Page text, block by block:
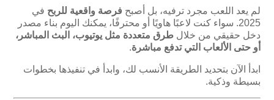
لم يعد اللعب مجرد ترفيه، بل أصبح فرصة واقعية للربح في
2025. سواء كنت لاعبًا هاويًا أو محترفًا، يمكنك اليوم بناء مصدر
دخل حقيقي من خلالطرق متعددة مثل يوتيوب، البث المباشر،
أو حتى الألعاب التي تدفع مباشرة.
ابدأ الآن بتحديد الطريقة الأنسب لك، وابدأ في تنفيذها بخطوات
بسيطة وذكية.